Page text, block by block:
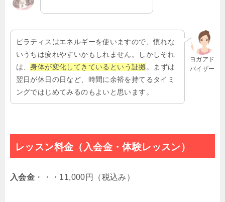
ヨガアド
バイザー
ピラティスはエネルギーを使いますので、慣れな
いうちは疲れやすいかもしれません。しかしそれ
は、身体が変化してきているという証拠。まずは
翌日が休日の日など、時間に余裕を持てるタイミ
ングではじめてみるのもよいと思います。
レッスン料金（入会金・体験レッスン）
入会金 ・・・11,000円（税込み）